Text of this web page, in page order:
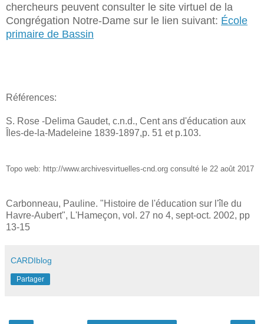
chercheurs peuvent consulter le site virtuel de la
Congrégation Notre-Dame sur le lien suivant: École
primaire de Bassin
Références:
S. Rose -Delima Gaudet, c.n.d., Cent ans d'éducation aux
Îles-de-la-Madeleine 1839-1897,p. 51 et p.103.
Topo web: http://www.archivesvirtuelles-cnd.org consulté le 22 août 2017
Carbonneau, Pauline. "Histoire de l'éducation sur l'île du
Havre-Aubert", L'Hameçon, vol. 27 no 4, sept-oct. 2002, pp
13-15
CARDIblog
Partager